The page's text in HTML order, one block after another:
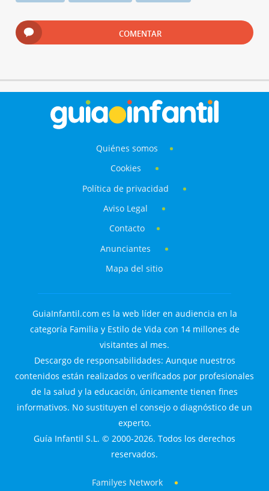
COMENTAR
Quiénes somos
Cookies
Política de privacidad
Aviso Legal
Contacto
Anunciantes
Mapa del sitio
GuiaInfantil.com es la web líder en audiencia en la
categoría Familia y Estilo de Vida con 14 millones de
visitantes al mes.
Descargo de responsabilidades: Aunque nuestros
contenidos están realizados o verificados por profesionales
de la salud y la educación, únicamente tienen fines
informativos. No sustituyen el consejo o diagnóstico de un
experto.
Guía Infantil S.L. © 2000-2026. Todos los derechos
reservados.
Familyes Network